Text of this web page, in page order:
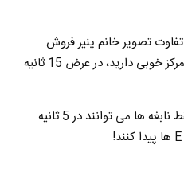
بازی فکری : 3 تفاوت تصویر خانم پنیر فروش
کجاست؟ اگر تمرکز خوبی دارید، در عرض 15 ثانیه
بازی فکری : فقط نابغه ها می توانند در 5 ثانیه